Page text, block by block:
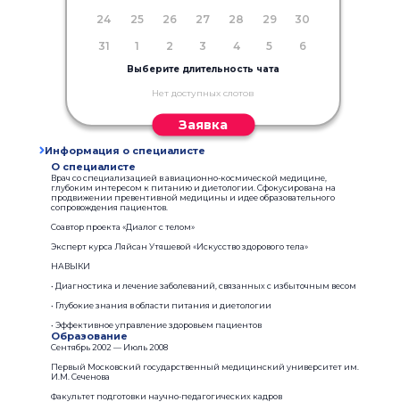
24
25 26 27 28 29
30
31
1 2 3 4 5 6
Выберите длительность чата
Нет доступных слотов
Заявка
Информация о специалисте
О специалисте
Врач со специализацией в авиационно-космической медицине,
глубоким интересом к питанию и диетологии. Сфокусирована на
продвижении превентивной медицины и идее образовательного
сопровождения пациентов.
Соавтор проекта «Диалог с телом»
Эксперт курса Ляйсан Утяшевой «Искусство здорового тела»
НАВЫКИ
• Диагностика и лечение заболеваний, связанных с избыточным весом
• Глубокие знания в области питания и диетологии
• Эффективное управление здоровьем пациентов
Образование
Сентябрь 2002 — Июль 2008
Первый Московский государственный медицинский университет им.
И.М. Сеченова
Факультет подготовки научно-педагогических кадров